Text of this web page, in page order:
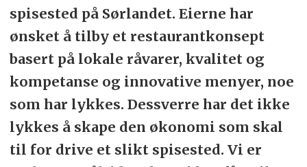
spisested på Sørlandet. Eierne har
ønsket å tilby et restaurantkonsept
basert på lokale råvarer, kvalitet og
kompetanse og innovative menyer, noe
som har lykkes. Dessverre har det ikke
lykkes å skape den økonomi som skal
til for drive et slikt spisested. Vi er